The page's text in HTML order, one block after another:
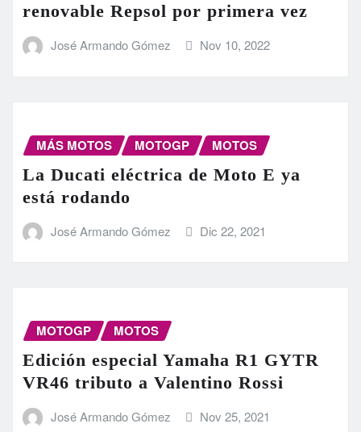
renovable Repsol por primera vez
José Armando Gómez Nov 10, 2022
MÁS MOTOS MOTOGP MOTOS
La Ducati eléctrica de Moto E ya
está rodando
José Armando Gómez Dic 22, 2021
MOTOGP MOTOS
Edición especial Yamaha R1 GYTR
VR46 tributo a Valentino Rossi
José Armando Gómez Nov 25, 2021